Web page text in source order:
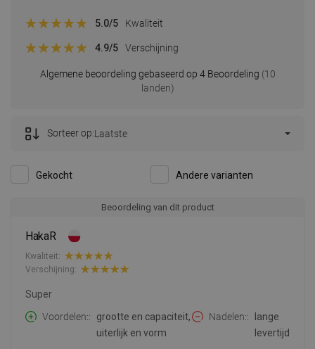
Algemene beoordeling gebaseerd op 4 Beoordeling (10
landen)
5.0/5 Kwaliteit
4.9/5 Verschijning
Gekocht Andere varianten
Sorteer op:Laatste
Beoordeling van dit product
HakaR
Kwaliteit:
Verschijning:
Super
Voordelen:
grootte en capaciteit,
uiterlijk en vorm
Nadelen:
lange
levertijd